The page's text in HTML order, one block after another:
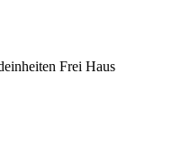
Frei Haus